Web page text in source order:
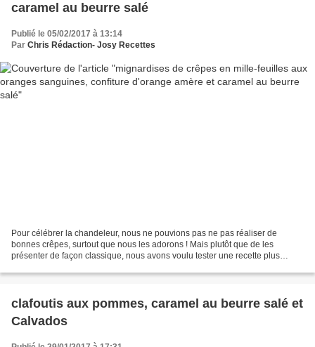
caramel au beurre salé
Publié le 05/02/2017 à 13:14
Par Chris Rédaction- Josy Recettes
Pour célébrer la chandeleur, nous ne pouvions pas ne pas réaliser de
bonnes crêpes, surtout que nous les adorons ! Mais plutôt que de les
présenter de façon classique, nous avons voulu tester une recette plus
clafoutis aux pommes, caramel au beurre salé et
Calvados